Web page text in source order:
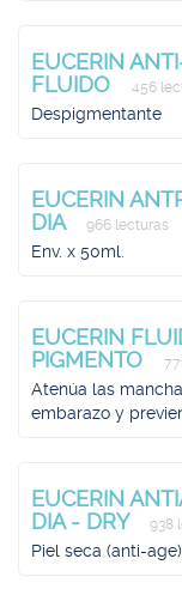
EUCERIN
FLUIDO
456
Despigmentante
EUCERIN
DIA
966 lecturas
Env. x 50ml.
EUCERIN
PIGMENTO
Atenúa las
embarazo y
EUCERIN
DIA - DRY
938
Piel seca (anti-age)